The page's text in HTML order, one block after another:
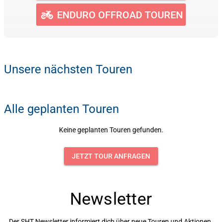
ENDURO OFFROAD TOUREN
Unsere nächsten Touren
Alle geplanten Touren
Keine geplanten Touren gefunden.
JETZT TOUR ANFRAGEN
Newsletter